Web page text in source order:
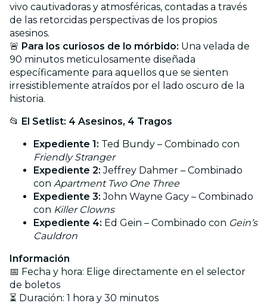
vivo cautivadoras y atmosféricas, contadas a través
de las retorcidas perspectivas de los propios
asesinos.
🚨 Para los curiosos de lo mórbido: Una velada de
90 minutos meticulosamente diseñada
específicamente para aquellos que se sienten
irresistiblemente atraídos por el lado oscuro de la
historia.
📂 El Setlist: 4 Asesinos, 4 Tragos
Expediente 1: Ted Bundy – Combinado con
Friendly Stranger
Expediente 2: Jeffrey Dahmer – Combinado
con Apartment Two One Three
Expediente 3: John Wayne Gacy – Combinado
con Killer Clowns
Expediente 4: Ed Gein – Combinado con Gein’s
Cauldron
Información
📅 Fecha y hora: Elige directamente en el selector
de boletos
⏳ Duración: 1 hora y 30 minutos